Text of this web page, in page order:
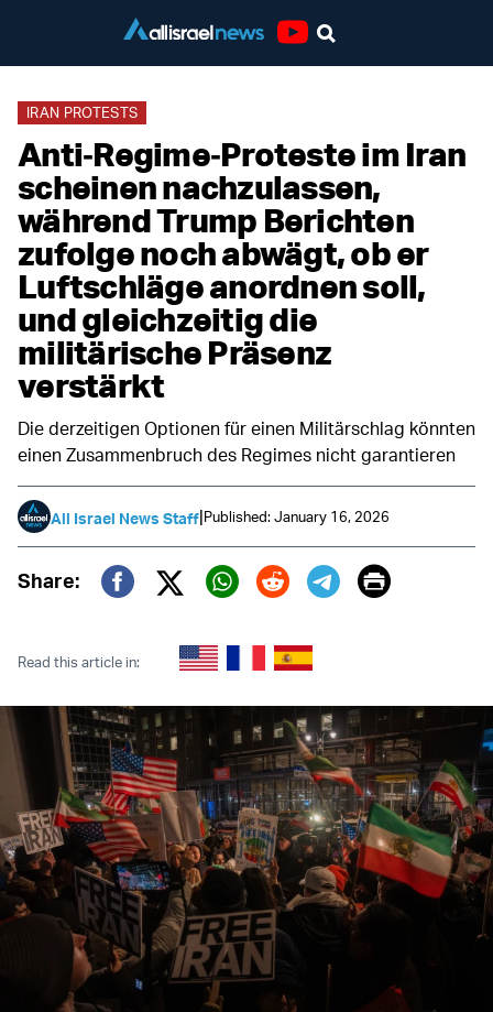
IRAN PROTESTS
Anti‑Regime‑Proteste im Iran
scheinen nachzulassen,
während Trump Berichten
zufolge noch abwägt, ob er
Luftschläge anordnen soll,
und gleichzeitig die
militärische Präsenz
verstärkt
Die derzeitigen Optionen für einen Militärschlag könnten
einen Zusammenbruch des Regimes nicht garantieren
All Israel News Staff|Published: January 16, 2026
Share:
Twitter (X)
Print
Read this article in: